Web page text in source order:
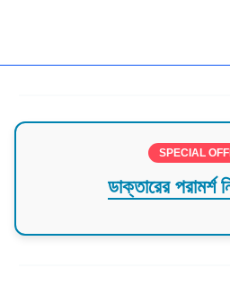
SPECIAL
ডাক্তারের পরামর্শ